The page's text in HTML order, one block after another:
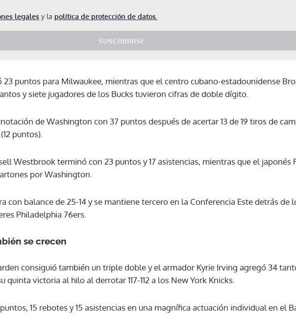
legales y la política de protección de datos.
SUSCRIBIRSE
Gracias por suscribirte a nuestro boletín.
puntos para Milwaukee, mientras que el centro cubano-estadounidense
y siete jugadores de los Bucks tuvieron cifras de doble dígito.
de Washington con 37 puntos después de acertar 13 de 19 tiros de
puntos).
Westbrook terminó con 23 puntos y 17 asistencias, mientras que el japonés
por Washington.
con balance de 25-14 y se mantiene tercero en la Conferencia Este detrás de
Philadelphia 76ers.
se crecen
consiguió también un triple doble y el armador Kyrie Irving agregó 34
quinta victoria al hilo al derrotar 117-112 a los New York Knicks.
15 rebotes y 15 asistencias en una magnífica actuación individual en el